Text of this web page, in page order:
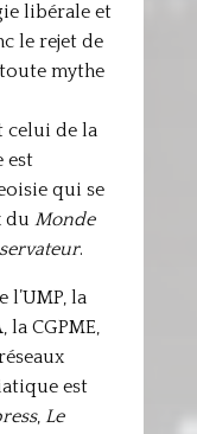
libérale et
le rejet de
mythe
celui de la
est
qui se
du Monde
.
la
la CGPME,
est
, Le